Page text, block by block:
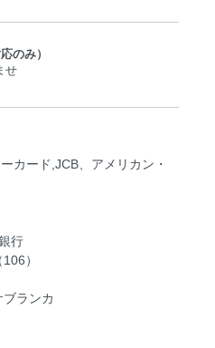
のみ）
せ
カード,JCB、アメリカン・
行
）
ランカ